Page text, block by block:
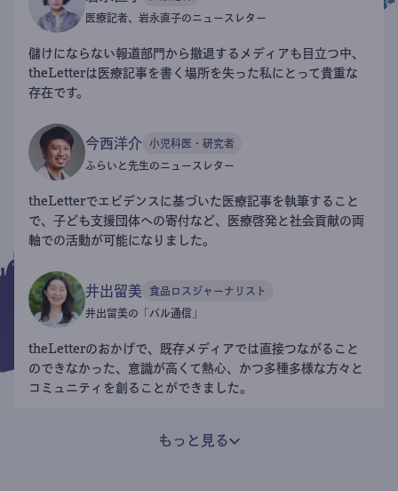
医療記者、岩永直子のニュースレター
儲けにならない報道部門から撤退するメディアも目立つ中、
theLetterは医療記事を書く場所を失った私にとって貴重な
存在です。
今西洋介 小児科医・研究者
ふらいと先生のニュースレター
theLetterでエビデンスに基づいた医療記事を執筆すること
で、子ども支援団体への寄付など、医療啓発と社会貢献の両
軸での活動が可能になりました。
井出留美 食品ロスジャーナリスト
井出留美の「パル通信」
theLetterのおかげで、既存メディアでは直接つながること
のできなかった、意識が高くて熱心、かつ多種多様な方々と
コミュニティを創ることができました。
もっと見る